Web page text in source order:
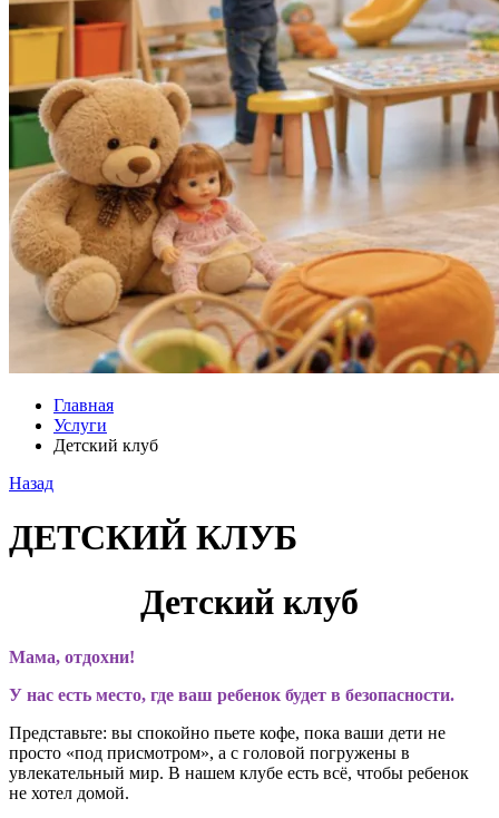
Главная
Услуги
Детский клуб
Назад
ДЕТСКИЙ КЛУБ
Детский клуб
Мама, отдохни!
У нас есть место, где ваш ребенок будет в безопасности.
Представьте: вы спокойно пьете кофе, пока ваши дети не
просто «под присмотром», а с головой погружены в
увлекательный мир. В нашем клубе есть всё, чтобы ребенок
не хотел домой.